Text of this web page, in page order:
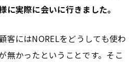
に実際に会いに行きました。
客にはNORELをどうしても使わ
無かったということです。そこ